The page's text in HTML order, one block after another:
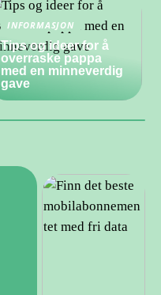
INFORMASJON
Tips og ideer for å
overraske pappa
med en minneverdig
gave